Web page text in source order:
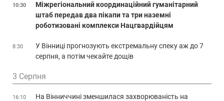
10:30
Міжрегіональний координаційний гуманітарний
штаб передав два пікапи та три наземні
роботизовані комплекси Нацгвардійцям
8:30
У Вінниці прогнозують екстремальну спеку аж до 7
серпня, а потім чекайте дощів
3 Серпня
16:10
На Вінниччині зменшилася захворюваність на